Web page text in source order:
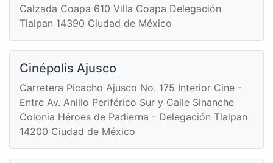
Calzada Coapa 610 Villa Coapa Delegación
Tlalpan 14390 Ciudad de México
Cinépolis Ajusco
Carretera Picacho Ajusco No. 175 Interior Cine -
Entre Av. Anillo Periférico Sur y Calle Sinanche
Colonia Héroes de Padierna - Delegación Tlalpan
14200 Ciudad de México